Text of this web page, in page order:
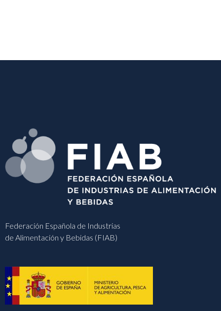
Federación Española de Industrias
de Alimentación y Bebidas (FIAB)